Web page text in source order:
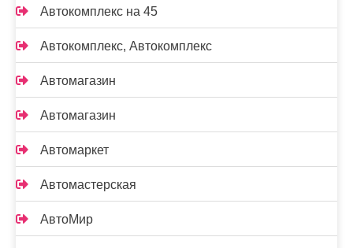
Автокомплекс на 45
Автокомплекс, Автокомплекс
Автомагазин
Автомагазин
Автомаркет
Автомастерская
АвтоМир